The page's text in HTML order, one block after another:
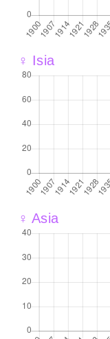
♀ Isia
♀ Asia